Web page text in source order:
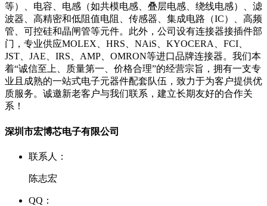
等）、电容、电感（如共模电感、叠层电感、绕线电感）、滤
波器、高精密和低阻值电阻、传感器、集成电路（IC）、高频
管、可控硅和晶闸管等元件。此外，公司设有连接器接插件部
门，专业供应MOLEX、HRS、NAiS、KYOCERA、FCI、
JST、JAE、IRS、AMP、OMRON等进口品牌连接器。我们本
着“诚信至上、质量第一、价格合理”的经营宗旨，拥有一支专
业且成熟的一站式电子元器件配套队伍，致力于为客户提供优
质服务。诚邀新老客户与我们联系，建立长期友好的合作关
系！
深圳市宏博芯电子有限公司
联系人：
陈志宏
QQ：